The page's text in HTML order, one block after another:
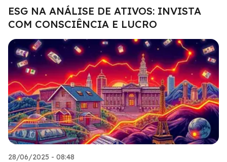
ESG NA ANÁLISE DE ATIVOS: INVISTA
COM CONSCIÊNCIA E LUCRO
28/06/2025 - 08:48